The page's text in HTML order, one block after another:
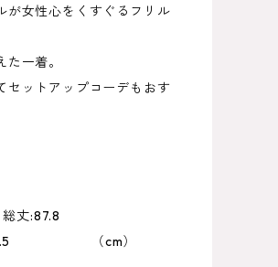
が女性心をくすぐるフリル
一着。
セットアップコーデもおす
丈:87.8
（cm）